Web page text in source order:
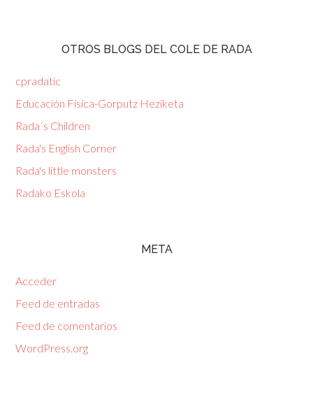
OTROS BLOGS DEL COLE DE RADA
cpradatic
Educación Física-Gorputz Heziketa
Rada´s Children
Rada's English Corner
Rada's little monsters
Radako Eskola
META
Acceder
Feed de entradas
Feed de comentarios
WordPress.org